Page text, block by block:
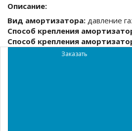
Описание:
Вид амортизатора: давление
Способ крепления
Способ крепления
Заказать